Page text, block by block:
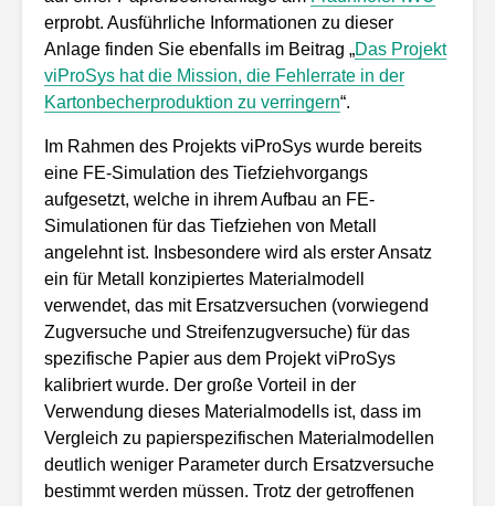
erprobt. Ausführliche Informationen zu dieser
Anlage finden Sie ebenfalls im Beitrag „Das Projekt
viProSys hat die Mission, die Fehlerrate in der
Kartonbecherproduktion zu verringern“.
Im Rahmen des Projekts viProSys wurde bereits
eine FE-Simulation des Tiefziehvorgangs
aufgesetzt, welche in ihrem Aufbau an FE-
Simulationen für das Tiefziehen von Metall
angelehnt ist. Insbesondere wird als erster Ansatz
ein für Metall konzipiertes Materialmodell
verwendet, das mit Ersatzversuchen (vorwiegend
Zugversuche und Streifenzugversuche) für das
spezifische Papier aus dem Projekt viProSys
kalibriert wurde. Der große Vorteil in der
Verwendung dieses Materialmodells ist, dass im
Vergleich zu papierspezifischen Materialmodellen
deutlich weniger Parameter durch Ersatzversuche
bestimmt werden müssen. Trotz der getroffenen